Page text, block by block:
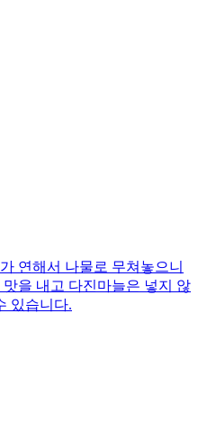
연해서 나물로 무쳐놓으니
을 내고 다진마늘은 넣지 않
있습니다.